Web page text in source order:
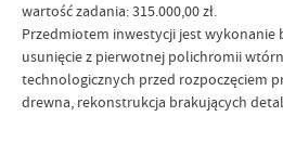
wartość zadania: 315.000,00 zł.
Przedmiotem inwestycji jest wykonanie
usunięcie z pierwotnej polichromii
technologicznych przed rozpoczęciem
drewna, rekonstrukcja brakujących